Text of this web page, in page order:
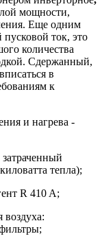
мощности,
Еще одним
ток, это
количества
Сдержанный,
в
к
и нагрева -
тепла);
R 410 A;
воздуха: